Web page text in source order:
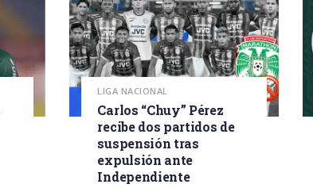
LIGA NACIONAL
Carlos “Chuy” Pérez
recibe dos partidos de
suspensión tras
expulsión ante
Independiente